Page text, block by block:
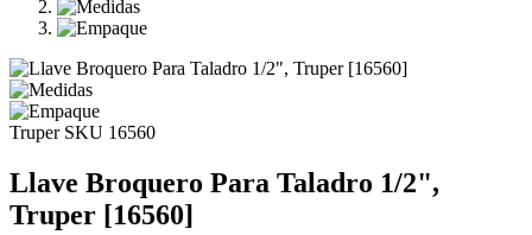
Truper SKU 16560
Llave Broquero Para Taladro 1/2",
Truper [16560]